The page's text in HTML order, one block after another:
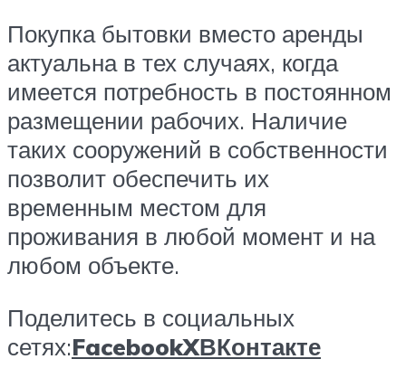
Покупка бытовки вместо аренды
актуальна в тех случаях, когда
имеется потребность в постоянном
размещении рабочих. Наличие
таких сооружений в собственности
позволит обеспечить их
временным местом для
проживания в любой момент и на
любом объекте.
Поделитесь в социальных
сетях:FacebookXВКонтакте